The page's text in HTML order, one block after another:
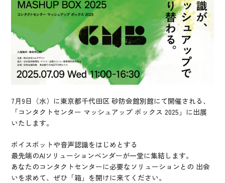
7月9日（水）に東京都千代田区 砂防会館別館にて開催される、
「コンタクトセンター マッシュアップ ボックス 2025」に出展
いたします。
ボイスボットや音声認識をはじめとする
最先端のAIソリューションベンダーが一堂に集結します。
あなたのコンタクトセンターに必要なソリューションとの 出会
いを求めて、ぜひ「箱」を開けに来てください。